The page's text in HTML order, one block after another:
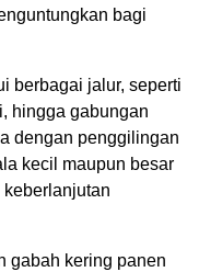
bagi
berbagai jalur, seperti
hingga gabungan
dengan penggilingan
kecil maupun besar
gabah kering panen